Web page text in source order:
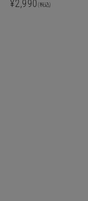
¥2,990 (税込)